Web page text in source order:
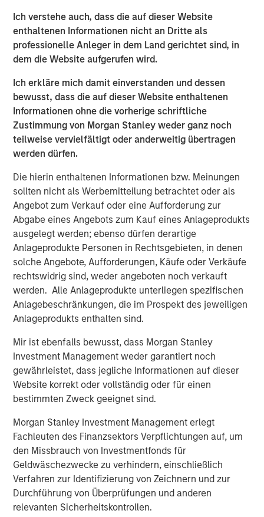
Ich verstehe auch, dass die auf dieser Website
enthaltenen Informationen nicht an Dritte als
professionelle Anleger in dem Land gerichtet sind, in
dem die Website aufgerufen wird.
Ich erkläre mich damit einverstanden und dessen
bewusst, dass die auf dieser Website enthaltenen
Informationen ohne die vorherige schriftliche
Zustimmung von Morgan Stanley weder ganz noch
teilweise vervielfältigt oder anderweitig übertragen
werden dürfen.
Die hierin enthaltenen Informationen bzw. Meinungen
sollten nicht als Werbemitteilung betrachtet oder als
Angebot zum Verkauf oder eine Aufforderung zur
Abgabe eines Angebots zum Kauf eines Anlageprodukts
ausgelegt werden; ebenso dürfen derartige
Anlageprodukte Personen in Rechtsgebieten, in denen
solche Angebote, Aufforderungen, Käufe oder Verkäufe
rechtswidrig sind, weder angeboten noch verkauft
werden. Alle Anlageprodukte unterliegen spezifischen
Anlagebeschränkungen, die im Prospekt des jeweiligen
Anlageprodukts enthalten sind.
Mir ist ebenfalls bewusst, dass Morgan Stanley
Investment Management weder garantiert noch
gewährleistet, dass jegliche Informationen auf dieser
Website korrekt oder vollständig oder für einen
bestimmten Zweck geeignet sind.
Morgan Stanley Investment Management erlegt
Fachleuten des Finanzsektors Verpflichtungen auf, um
den Missbrauch von Investmentfonds für
Geldwäschezwecke zu verhindern, einschließlich
Verfahren zur Identifizierung von Zeichnern und zur
Durchführung von Überprüfungen und anderen
relevanten Sicherheitskontrollen.
Rohöl der Sorte Brent stieg im März um 63 % – der größte
monatliche Anstieg seit Beginn der Aufzeichnungen
Straße von Hormus transportiert rund ein Fünftel des
weltweiten Ölangebots sowie kritische Lieferströme von
Düngemitteln. Die Störung gilt weithin als der größte
Angebotsschock seit den 1970er-Jahren.
Die Volatilität an den Aktienmärkten nahm zu, wobei die
täglichen Indexbewegungen häufig von Nachrichten über
Eskalation oder Deeskalation aus dem Weißen Haus
Gesamtindexstände bislang auf eine eher
selbstzufriedene Reaktion hin, wobei The Economist3
einen „erschütternden Optimismus in Bezug auf eine
schlechte Situation, die sich noch erheblich
verschlechtern könnte“ hinweist und warnt, dass
Aktieninvestoren diejenigen sein werden, die am Ende
„schlecht darstehen“ werden.
Die aktuelle Krise hat sich jedoch bislang nicht wie ein
typischer Wachstumsschock verhalten. Energie, die wir
nicht im Portfolio halten, war der einzige Sektor, der im
während defensive Sektoren, wie Basiskonsumgüter und
Gesundheitswesen, mit -9 % bzw. -8 % aufgrund des
Ölschocks und des Marktfokus auf Inflation, Störungen
der Lieferketten und die geringere Wahrscheinlichkeit
kurzfristiger Zinssenkungen hinter dem Gesamtindex
zurückblieben. Zum Zeitpunkt der Erstellung dieses
Berichts (10. April) hatten die Märkte den Großteil der
Verluste aus dem März infolge eines Waffenstillstands
wieder aufgeholt, aber der Ausblick bleibt sehr unsicher.
Immaterielle Vermögenswerte aus der Gunst gefallen
Das Quartal brachte mehr als nur Krieg. Die
Markteinführung der Produktivitätslösungen Claude von